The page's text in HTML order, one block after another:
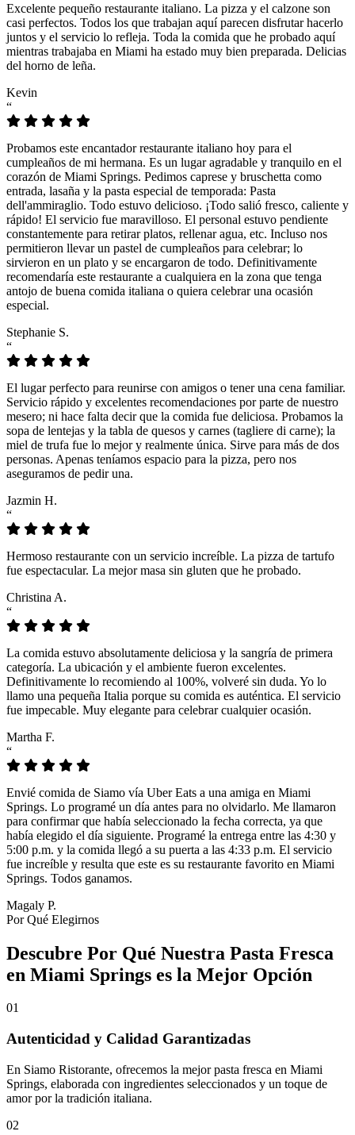
Excelente pequeño restaurante italiano. La pizza y el calzone son
casi perfectos. Todos los que trabajan aquí parecen disfrutar hacerlo
juntos y el servicio lo refleja. Toda la comida que he probado aquí
mientras trabajaba en Miami ha estado muy bien preparada. Delicias
del horno de leña.
Kevin
“
Probamos este encantador restaurante italiano hoy para el
cumpleaños de mi hermana. Es un lugar agradable y tranquilo en el
corazón de Miami Springs. Pedimos caprese y bruschetta como
entrada, lasaña y la pasta especial de temporada: Pasta
dell'ammiraglio. Todo estuvo delicioso. ¡Todo salió fresco, caliente y
rápido! El servicio fue maravilloso. El personal estuvo pendiente
constantemente para retirar platos, rellenar agua, etc. Incluso nos
permitieron llevar un pastel de cumpleaños para celebrar; lo
sirvieron en un plato y se encargaron de todo. Definitivamente
recomendaría este restaurante a cualquiera en la zona que tenga
antojo de buena comida italiana o quiera celebrar una ocasión
especial.
Stephanie S.
“
El lugar perfecto para reunirse con amigos o tener una cena familiar.
Servicio rápido y excelentes recomendaciones por parte de nuestro
mesero; ni hace falta decir que la comida fue deliciosa. Probamos la
sopa de lentejas y la tabla de quesos y carnes (tagliere di carne); la
miel de trufa fue lo mejor y realmente única. Sirve para más de dos
personas. Apenas teníamos espacio para la pizza, pero nos
aseguramos de pedir una.
Jazmin H.
“
Hermoso restaurante con un servicio increíble. La pizza de tartufo
fue espectacular. La mejor masa sin gluten que he probado.
Christina A.
“
La comida estuvo absolutamente deliciosa y la sangría de primera
categoría. La ubicación y el ambiente fueron excelentes.
Definitivamente lo recomiendo al 100%, volveré sin duda. Yo lo
llamo una pequeña Italia porque su comida es auténtica. El servicio
fue impecable. Muy elegante para celebrar cualquier ocasión.
Martha F.
“
Envié comida de Siamo vía Uber Eats a una amiga en Miami
Springs. Lo programé un día antes para no olvidarlo. Me llamaron
para confirmar que había seleccionado la fecha correcta, ya que
había elegido el día siguiente. Programé la entrega entre las 4:30 y
5:00 p.m. y la comida llegó a su puerta a las 4:33 p.m. El servicio
fue increíble y resulta que este es su restaurante favorito en Miami
Springs. Todos ganamos.
Magaly P.
Por Qué Elegirnos
Descubre Por Qué Nuestra Pasta Fresca
en Miami Springs es la Mejor Opción
01
Autenticidad y Calidad Garantizadas
En Siamo Ristorante, ofrecemos la mejor pasta fresca en Miami
Springs, elaborada con ingredientes seleccionados y un toque de
amor por la tradición italiana.
02